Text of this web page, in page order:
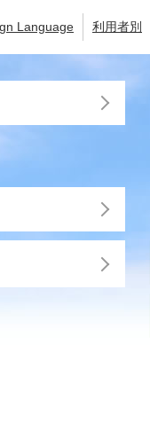
Language 利用者別